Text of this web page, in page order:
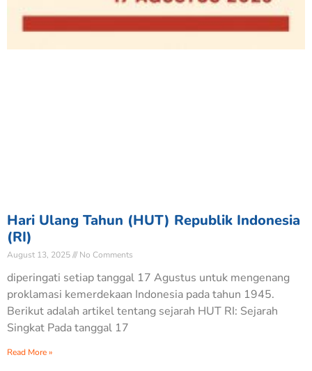
Hari Ulang Tahun (HUT) Republik Indonesia
(RI)
August 13, 2025 No Comments
diperingati setiap tanggal 17 Agustus untuk mengenang
proklamasi kemerdekaan Indonesia pada tahun 1945.
Berikut adalah artikel tentang sejarah HUT RI: Sejarah
Singkat Pada tanggal 17
Read More »